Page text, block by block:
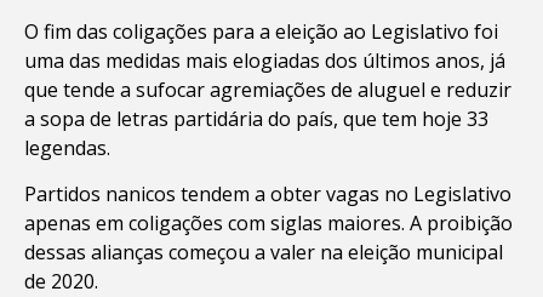
O fim das coligações para a eleição ao Legislativo foi
uma das medidas mais elogiadas dos últimos anos, já
que tende a sufocar agremiações de aluguel e reduzir
a sopa de letras partidária do país, que tem hoje 33
legendas.
Partidos nanicos tendem a obter vagas no Legislativo
apenas em coligações com siglas maiores. A proibição
dessas alianças começou a valer na eleição municipal
de 2020.